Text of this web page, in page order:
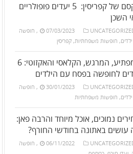
הקסם של קפריסין: 5 יעדים פופולריים
השכן
07/03/2023
, חופשה
, חופשות משפחתיות,קפריסין
המפתיע, המרגש, הקלאסי והאקזוטי: 6
לחופשה בפסח עם הילדים
30/01/2023
, חופשה
, חופשות משפחתיות
נמוכים, אוכל מיוחד והרבה פאן:
עושים באתונה בחודשי החורף?
06/11/2022
, חופשה